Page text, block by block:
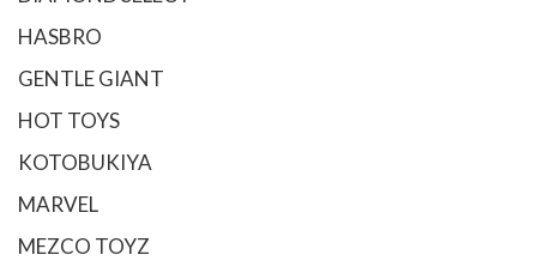
HASBRO
GENTLE GIANT
HOT TOYS
KOTOBUKIYA
MARVEL
MEZCO TOYZ